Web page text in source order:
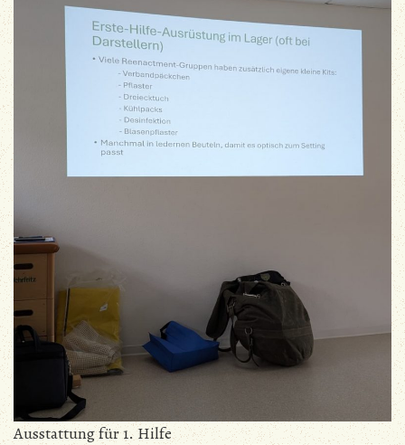
Ausstattung für 1. Hilfe